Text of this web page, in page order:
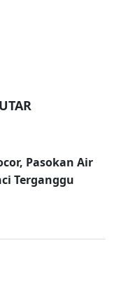
Pasokan Air
Terganggu